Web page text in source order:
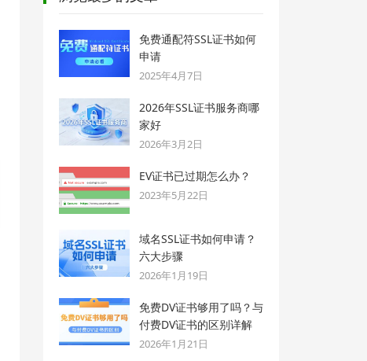
免费通配符SSL证书如何
申请
2025年4月7日
2026年SSL证书服务商哪
家好
2026年3月2日
EV证书已过期怎么办？
2023年5月22日
域名SSL证书如何申请？
六大步骤
2026年1月19日
免费DV证书够用了吗？与
付费DV证书的区别详解
2026年1月21日